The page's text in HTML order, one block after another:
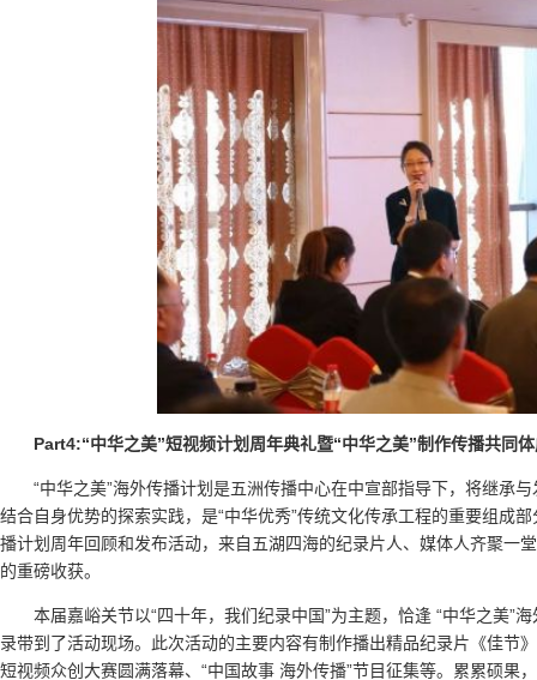
Part4:“中华之美”短视频计划周年典礼暨“中华之美”制作传播共同
“中华之美”海外传播计划是五洲传播中心在中宣部指导下，将继承
结合自身优势的探索实践，是“中华优秀”传统文化传承工程的重要组成
播计划周年回顾和发布活动，来自五湖四海的纪录片人、媒体人齐聚一
的重磅收获。
本届嘉峪关节以“四十年，我们纪录中国”为主题，恰逢 “中华之美”
录带到了活动现场。此次活动的主要内容有制作播出精品纪录片《佳节
短视频众创大赛圆满落幕、“中国故事 海外传播”节目征集等。累累硕果